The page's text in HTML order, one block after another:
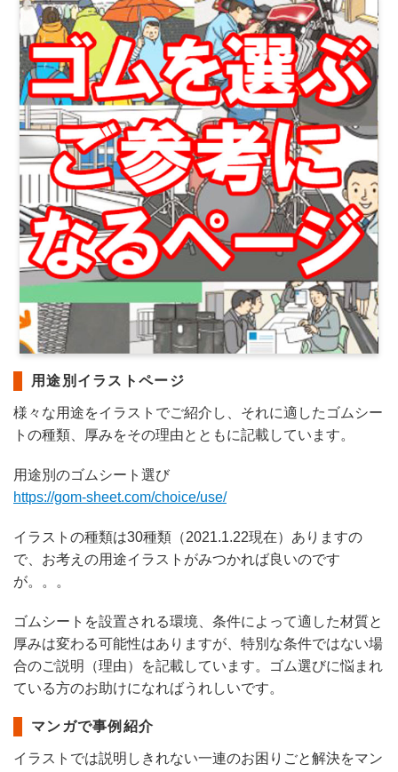
用途別イラストページ
様々な用途をイラストでご紹介し、それに適したゴムシー
トの種類、厚みをその理由とともに記載しています。
用途別のゴムシート選び
https://gom-sheet.com/choice/use/
イラストの種類は30種類（2021.1.22現在）ありますの
で、お考えの用途イラストがみつかれば良いのです
が。。。
ゴムシートを設置される環境、条件によって適した材質と
厚みは変わる可能性はありますが、特別な条件ではない場
合のご説明（理由）を記載しています。ゴム選びに悩まれ
ている方のお助けになればうれしいです。
マンガで事例紹介
イラストでは説明しきれない一連のお困りごと解決をマン